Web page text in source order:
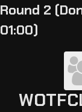
Round 2
01:00)